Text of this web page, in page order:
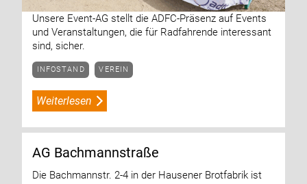
Unsere Event-AG stellt die ADFC-Präsenz auf Events
und Veranstaltungen, die für Radfahrende interessant
sind, sicher.
Weiterlesen
INFOSTAND VEREIN
AG Bachmannstraße
Die Bachmannstr. 2-4 in der Hausener Brotfabrik ist